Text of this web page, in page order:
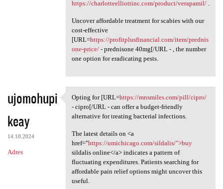
https://charlotteelliottinc.com/product/verapamil/.
Uncover affordable treatment for scabies with our
cost-effective
[URL=https://profitplusfinancial.com/item/prednis
one-price/- prednisone 40mg[/URL - , the number
one option for eradicating pests.
ujomohupi
keay
14.10.2024
Adres
Opting for [URL=https:/
Opting for [URL=https://mnsmiles.com/pill/cipro/
- cipro[/URL - can offer a budget-friendly
alternative for treating bacterial infections.
The latest details on <a
href="https://umichicago.com/sildalis/">buy
sildalis online</a> indicates a pattern of
fluctuating expenditures. Patients searching for
affordable pain relief options might uncover this
useful.